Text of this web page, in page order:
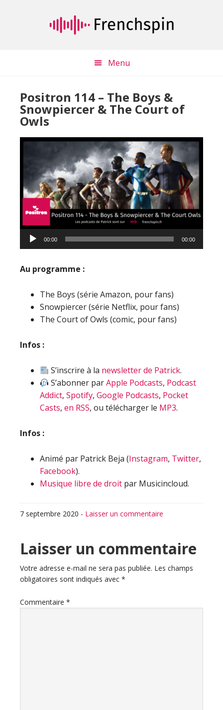
Menu
Positron 114 – The Boys &
Snowpiercer & The Court of
Owls
Lecteur
audio
00:00 00:00
Au programme :
The Boys (série Amazon, pour fans)
Snowpiercer (série Netflix, pour fans)
The Court of Owls (comic, pour fans)
Infos :
S’inscrire à la newsletter de Patrick.
S’abonner parApple Podcasts, Podcast
Addict, Spotify, Google Podcasts, Pocket
Casts, en RSS, ou télécharger le MP3.
Infos :
Animé par Patrick Beja (Instagram, Twitter,
Facebook).
Musique libre de droit par Musicincloud.
7 septembre 2020 - Laisser un commentaire
Interactions
du
lecteur
Laisser un commentaire
Votre adresse e-mail ne sera pas publiée. Les champs
obligatoires sont indiqués avec *
Commentaire *